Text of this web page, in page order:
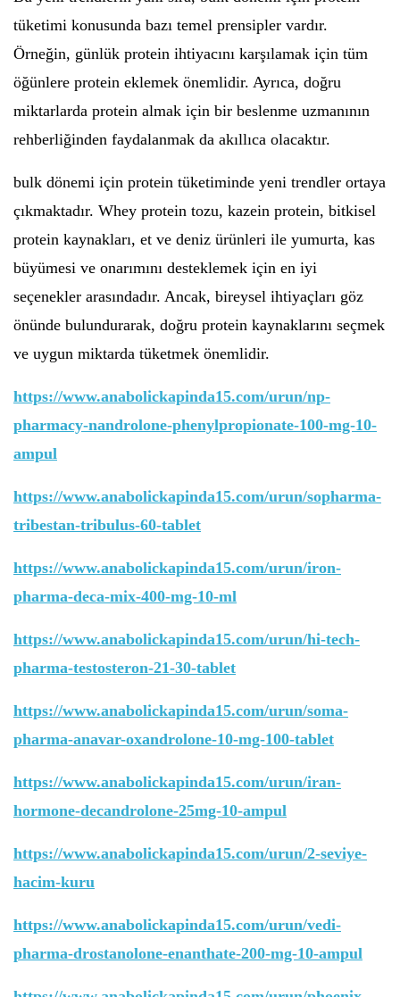
tüketimi konusunda bazı temel prensipler vardır.
Örneğin, günlük protein ihtiyacını karşılamak için tüm
öğünlere protein eklemek önemlidir. Ayrıca, doğru
miktarlarda protein almak için bir beslenme uzmanının
rehberliğinden faydalanmak da akıllıca olacaktır.
bulk dönemi için protein tüketiminde yeni trendler ortaya
çıkmaktadır. Whey protein tozu, kazein protein, bitkisel
protein kaynakları, et ve deniz ürünleri ile yumurta, kas
büyümesi ve onarımını desteklemek için en iyi
seçenekler arasındadır. Ancak, bireysel ihtiyaçları göz
önünde bulundurarak, doğru protein kaynaklarını seçmek
ve uygun miktarda tüketmek önemlidir.
https://www.anabolickapinda15.com/urun/np-
pharmacy-nandrolone-phenylpropionate-100-mg-10-
ampul
https://www.anabolickapinda15.com/urun/sopharma-
tribestan-tribulus-60-tablet
https://www.anabolickapinda15.com/urun/iron-
pharma-deca-mix-400-mg-10-ml
https://www.anabolickapinda15.com/urun/hi-tech-
pharma-testosteron-21-30-tablet
https://www.anabolickapinda15.com/urun/soma-
pharma-anavar-oxandrolone-10-mg-100-tablet
https://www.anabolickapinda15.com/urun/iran-
hormone-decandrolone-25mg-10-ampul
https://www.anabolickapinda15.com/urun/2-seviye-
hacim-kuru
https://www.anabolickapinda15.com/urun/vedi-
pharma-drostanolone-enanthate-200-mg-10-ampul